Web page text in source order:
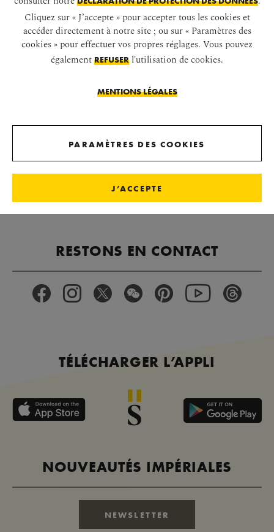
LE CHÂTEAU DE SCHÖNBRUNN
SUR SCHÖNBRUNN
LE CHÂTEAU
RESTONS EN CONTACT
TÉLÉCHARGER L’APPLI
NOUVEAUTÉS IMPÉRIALES
NEWSLETTER
Cliquez sur « J’accepte » pour accepter tous les cookies et
accéder directement à notre site ; ou sur « Paramètres des
cookies » pour effectuer vos propres réglages. Vous pouvez
également REFUSER l'utilisation de cookies.
MENTIONS LÉGALES
PARAMÈTRES DES COOKIES
J’ACCEPTE